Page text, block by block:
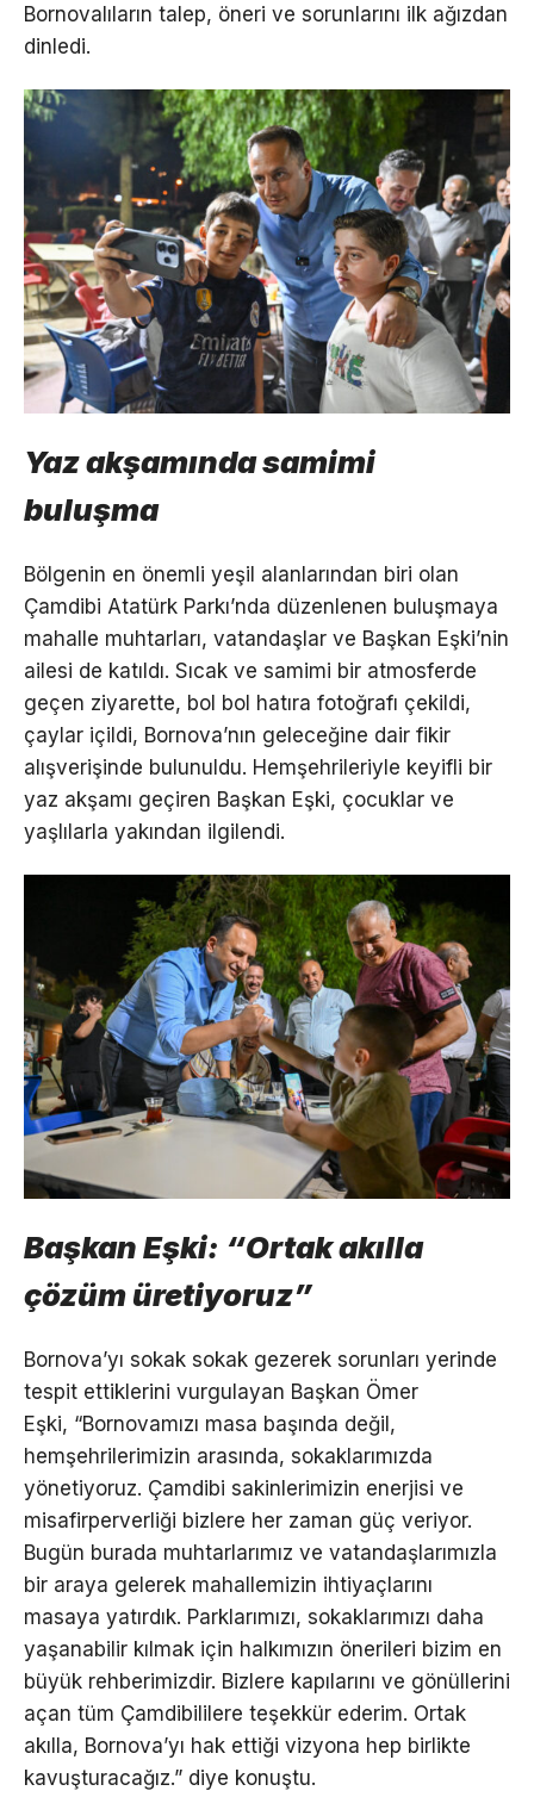
Bornovalıların talep, öneri ve sorunlarını ilk ağızdan
dinledi.
Yaz akşamında samimi
buluşma
Bölgenin en önemli yeşil alanlarından biri olan
Çamdibi Atatürk Parkı’nda düzenlenen buluşmaya
mahalle muhtarları, vatandaşlar ve Başkan Eşki’nin
ailesi de katıldı. Sıcak ve samimi bir atmosferde
geçen ziyarette, bol bol hatıra fotoğrafı çekildi,
çaylar içildi, Bornova’nın geleceğine dair fikir
alışverişinde bulunuldu. Hemşehrileriyle keyifli bir
yaz akşamı geçiren Başkan Eşki, çocuklar ve
yaşlılarla yakından ilgilendi.
Başkan Eşki: “Ortak akılla
çözüm üretiyoruz”
Bornova’yı sokak sokak gezerek sorunları yerinde
tespit ettiklerini vurgulayan Başkan Ömer
Eşki, “Bornovamızı masa başında değil,
hemşehrilerimizin arasında, sokaklarımızda
yönetiyoruz. Çamdibi sakinlerimizin enerjisi ve
misafirperverliği bizlere her zaman güç veriyor.
Bugün burada muhtarlarımız ve vatandaşlarımızla
bir araya gelerek mahallemizin ihtiyaçlarını
masaya yatırdık. Parklarımızı, sokaklarımızı daha
yaşanabilir kılmak için halkımızın önerileri bizim en
büyük rehberimizdir. Bizlere kapılarını ve gönüllerini
açan tüm Çamdibililere teşekkür ederim. Ortak
akılla, Bornova’yı hak ettiği vizyona hep birlikte
kavuşturacağız.” diye konuştu.